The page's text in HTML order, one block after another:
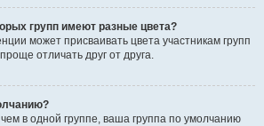
групп имеют разные цвета?
может присваивать цвета участникам групп
отличать друг от друга.
в одной группе, ваша группа по умолчанию